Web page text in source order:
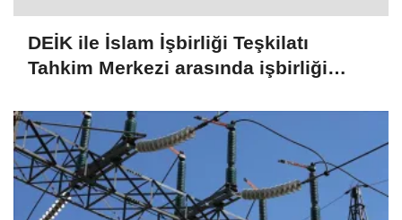
DEİK ile İslam İşbirliği Teşkilatı
Tahkim Merkezi arasında işbirliği